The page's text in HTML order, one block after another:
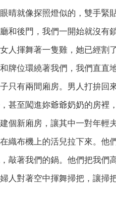
晴就像探照燈似的，雙手緊
廳和後門，我們一開始就沒
人揮舞著一隻雞，她已經割
牌位環繞著我們，我們直直
子只有兩間廂房。男人打拚
甚至闖進妳爺爺奶奶的房
個新廂房，讓其中一對年
織布機上的活兒拉下來。他
敲著我們的鍋。他們把我們
人對著空中揮舞掃把，讓掃